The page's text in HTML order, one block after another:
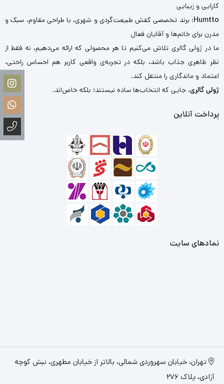
کارایی و زیبایی
Humtto: برند تخصصی کفش طبیعت‌گردی و شهری، با طراحی مقاوم، سبک و
مدرن برای خانم‌ها و آقایان فعال
ما در ژولی گالری تلاش می‌کنیم تا هر محصولی که ارائه می‌دهیم، نه فقط از
نظر ظاهری جذاب باشد، بلکه در تجربه‌ی واقعی کاربر هم احساس راحتی،
اعتماد و ماندگاری را منتقل کند.
ژولی گالری، جایی که انتخاب‌ها ساده نیستند؛ بلکه خاص‌اند.
پرداخت آنلاین
نمادهای سایت
تهران، خیابان سهروردی شمالی، بالاتر از خیابان مطهری، نبش کوچه
آزادی، پلاک 276